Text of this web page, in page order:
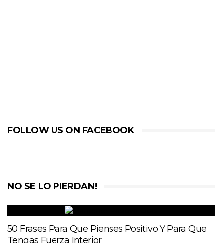
FOLLOW US ON FACEBOOK
NO SE LO PIERDAN!
50 Frases Para Que Pienses Positivo Y Para Que
Tengas Fuerza Interior